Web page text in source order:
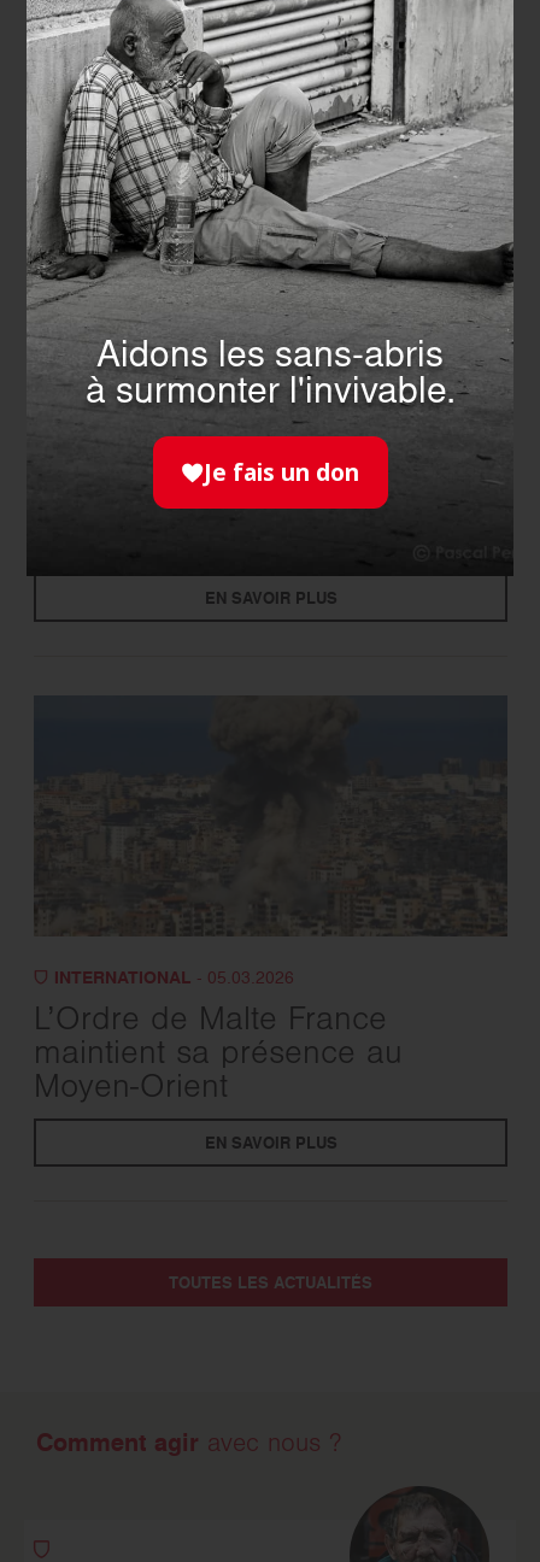
EN SAVOIR PLUS
INTERNATIONAL- 16.03.2026
Cameroun : l’Hôpital Saint-Jean
de Malte concrétise deux
partenariats clés pour de
EN SAVOIR PLUS
INTERNATIONAL - 05.03.2026
L’Ordre de Malte France
maintient sa présence au
Moyen-Orient
EN SAVOIR PLUS
TOUTES LES ACTUALITÉS
Comment agir avec nous ?
Aidons les sans-abris
à surmonter l'invivable.
Je fais un don